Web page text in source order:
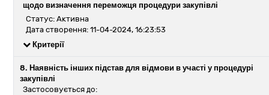
щодо визначення переможця процедури закупівлі
Статус: Активна
Дата створення: 11-04-2024, 16:23:53
Критерії
8. Наявність інших підстав для відмови в участі у процедурі
закупівлі
Застосовується до: